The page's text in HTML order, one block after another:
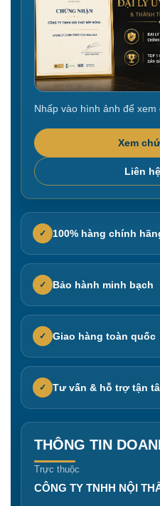
Nhấp vào hình ảnh để
Xem
Liên
✓ 100% hàng chính
✓ Bảo hành minh bạch
✓ Giao hàng toàn quốc
✓ Tư vấn & hỗ trợ tận
THÔNG TIN
Trực thuộc
CÔNG TY TNHH NỘI